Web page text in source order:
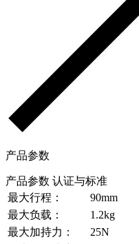
产品参数
产品参数 认证与标准
最大行程：
90mm
最大负载：
1.2kg
最大加持力：
25N